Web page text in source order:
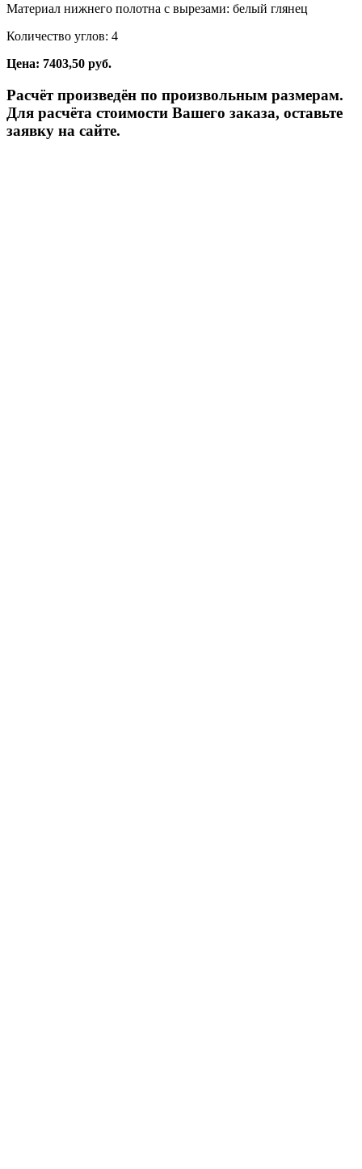
Материал нижнего полотна с вырезами: белый глянец
Количество углов: 4
Цена: 7403,50 руб.
Расчёт произведён по произвольным размерам.
Для расчёта стоимости Вашего заказа, оставьте
заявку на сайте.